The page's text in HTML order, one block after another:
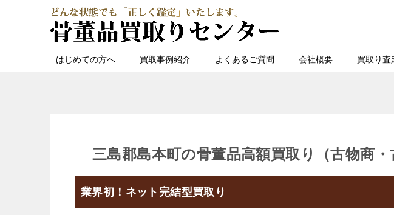
はじめての方へ 買取事例紹介 よくあるご質問 会社概要 買取り査
三島郡島本町の骨董品高額買取り（古物商
業界初！ネット完結型買取り